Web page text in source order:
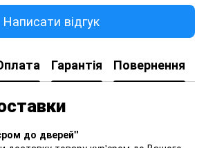
Написати відгук
Гарантія Повернення
до дверей"